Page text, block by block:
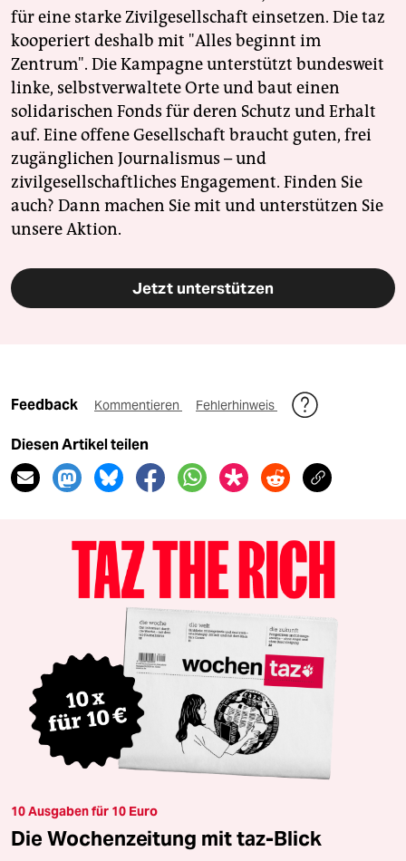
für eine starke Zivilgesellschaft einsetzen. Die taz
kooperiert deshalb mit "Alles beginnt im
Zentrum". Die Kampagne unterstützt bundesweit
linke, selbstverwaltete Orte und baut einen
solidarischen Fonds für deren Schutz und Erhalt
auf. Eine offene Gesellschaft braucht guten, frei
zugänglichen Journalismus – und
zivilgesellschaftliches Engagement. Finden Sie
auch? Dann machen Sie mit und unterstützen Sie
unsere Aktion.
Jetzt unterstützen
Feedback Kommentieren Fehlerhinweis
Diesen Artikel teilen
10 Ausgaben für 10 Euro
Die Wochenzeitung mit taz-Blick